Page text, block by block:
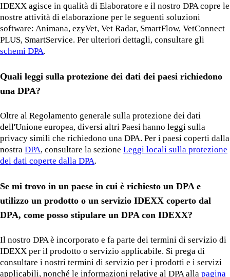
IDEXX agisce in qualità di Elaboratore e il nostro DPA copre le
nostre attività di elaborazione per le seguenti soluzioni
software: Animana, ezyVet, Vet Radar, SmartFlow, VetConnect
PLUS, SmartService. Per ulteriori dettagli, consultare gli
schemi DPA.
Quali leggi sulla protezione dei dati dei paesi richiedono
una DPA?
Oltre al Regolamento generale sulla protezione dei dati
dell'Unione europea, diversi altri Paesi hanno leggi sulla
privacy simili che richiedono una DPA. Per i paesi coperti dalla
nostra DPA, consultare la sezione Leggi locali sulla protezione
dei dati coperte dalla DPA.
Se mi trovo in un paese in cui è richiesto un DPA e
utilizzo un prodotto o un servizio IDEXX coperto dal
DPA, come posso stipulare un DPA con IDEXX?
Il nostro DPA è incorporato e fa parte dei termini di servizio di
IDEXX per il prodotto o servizio applicabile. Si prega di
consultare i nostri termini di servizio per i prodotti e i servizi
applicabili, nonché le informazioni relative al DPA alla pagina